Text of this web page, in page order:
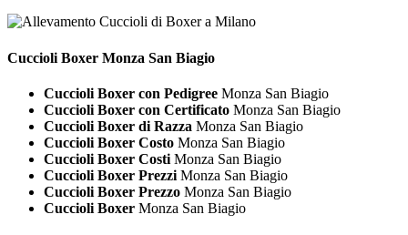
Cuccioli Boxer Monza San Biagio
Cuccioli Boxer con Pedigree Monza San Biagio
Cuccioli Boxer con Certificato Monza San Biagio
Cuccioli Boxer di Razza Monza San Biagio
Cuccioli Boxer Costo Monza San Biagio
Cuccioli Boxer Costi Monza San Biagio
Cuccioli Boxer Prezzi Monza San Biagio
Cuccioli Boxer Prezzo Monza San Biagio
Cuccioli Boxer Monza San Biagio